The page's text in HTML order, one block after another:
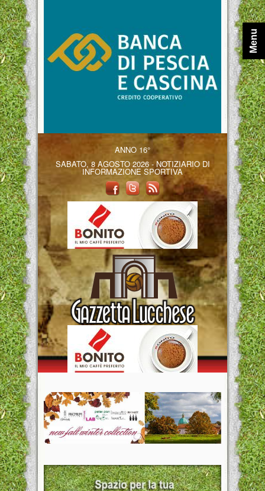
ANNO 16°
SABATO, 8 AGOSTO 2026 - NOTIZIARIO DI
INFORMAZIONE SPORTIVA
Menu